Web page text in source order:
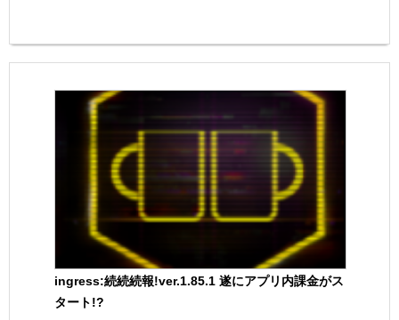
ingress:続続続報!ver.1.85.1 遂にアプリ内課金がス
タート!?